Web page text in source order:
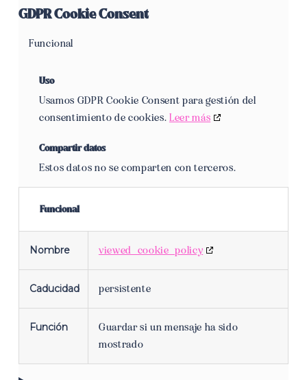
GDPR Cookie Consent
Funcional
service
consent
Uso
Usamos GDPR Cookie Consent para gestión del
consentimiento de cookies. Leer más
Compartir datos
Estos datos no se comparten con terceros.
Funcional
Nombre viewed_cookie_policy
Caducidad persistente
Función
Guardar si un mensaje ha sido
mostrado